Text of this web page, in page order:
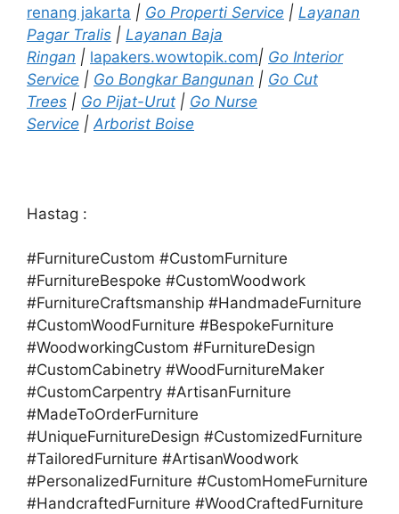
renang jakarta | Go Properti Service | Layanan
Pagar Tralis | Layanan Baja
Ringan | lapakers.wowtopik.com| Go Interior
Service | Go Bongkar Bangunan | Go Cut
Trees | Go Pijat-Urut | Go Nurse
Service | Arborist Boise
Hastag :
#FurnitureCustom #CustomFurniture
#FurnitureBespoke #CustomWoodwork
#FurnitureCraftsmanship #HandmadeFurniture
#CustomWoodFurniture #BespokeFurniture
#WoodworkingCustom #FurnitureDesign
#CustomCabinetry #WoodFurnitureMaker
#CustomCarpentry #ArtisanFurniture
#MadeToOrderFurniture
#UniqueFurnitureDesign #CustomizedFurniture
#TailoredFurniture #ArtisanWoodwork
#PersonalizedFurniture #CustomHomeFurniture
#HandcraftedFurniture #WoodCraftedFurniture